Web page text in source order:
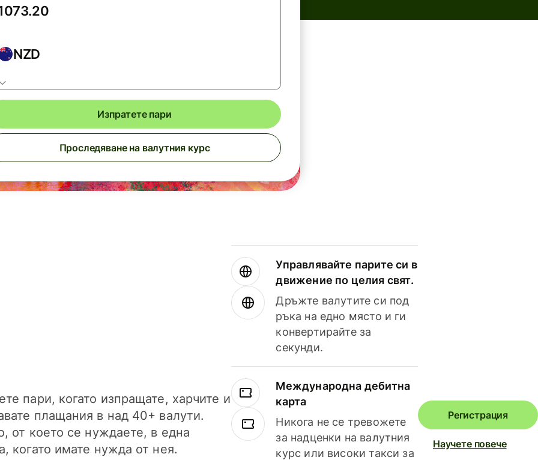
NZD
Изпратете пари
Проследяване на валутния курс
пари, когато изпращате, харчите и
плащания в над 40+ валути.
от което се нуждаете, в една
когато имате нужда от нея.
Управлявайте парите си в
движение по целия свят.
Дръжте валутите си под
ръка на едно място и ги
конвертирайте за
секунди.
Международна дебитна
карта
Никога не се тревожете
за надценки на валутния
курс или високи такси за
Регистрация
Научете повече